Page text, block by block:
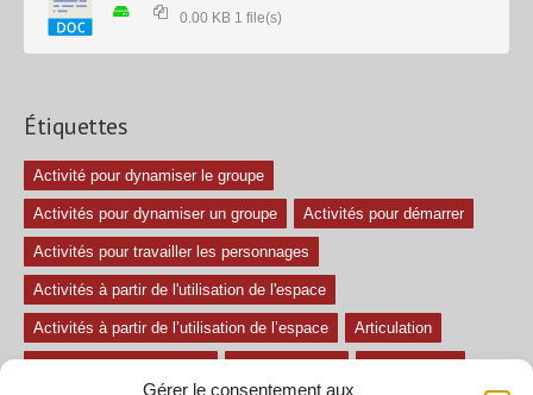
Gérer le consentement aux
0.00 KB 1 file(s)
Étiquettes
Activité pour dynamiser le groupe
Activités pour dynamiser un groupe Activités pour démarrer
Activités pour travailler les personnages
Activités à partir de l'utilisation de l'espace
Activités à partir de l’utilisation de l’espace Articulation